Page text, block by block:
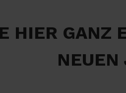
HIER GANZ
NEUEN